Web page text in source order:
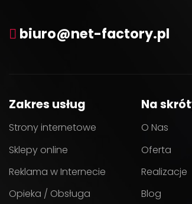
biuro@net-factory.pl
Zakres usług
Strony internetowe
Sklepy online
Reklama w Internecie
Opieka / Obsługa
Na
O Nas
Oferta
Realizacje
Blog